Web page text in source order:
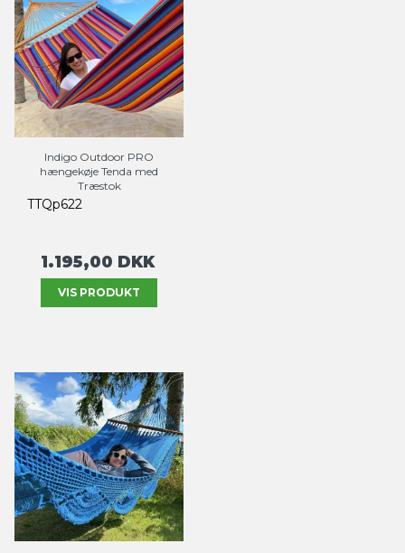
Indigo Outdoor PRO
hængekøje Tenda med
Træstok
TTQp622
1.195,00 DKK
VIS PRODUKT